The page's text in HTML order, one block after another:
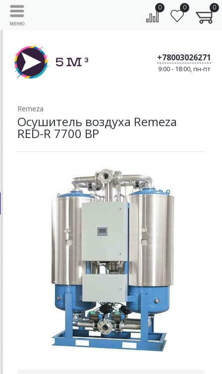
0 0 0
+78003026271
9:00 - 18:00, пн-пт
Remeza
Осушитель воздуха Remeza
RED-R 7700 BP